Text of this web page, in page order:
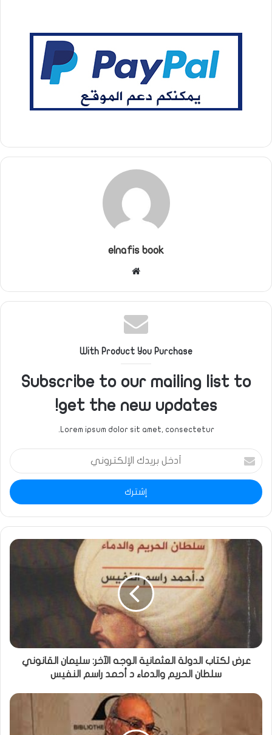
elnafis book
With Product You Purchase
Subscribe to our mailing list to
get the new updates!
Lorem ipsum dolor sit amet, consectetur.
أدخل
بريدك
الإلكتروني
عرض لكتاب الدولة العثمانية الوجه الآخر: سليمان القانوني
سلطان الحريم والدماء د أحمد راسم النفيس